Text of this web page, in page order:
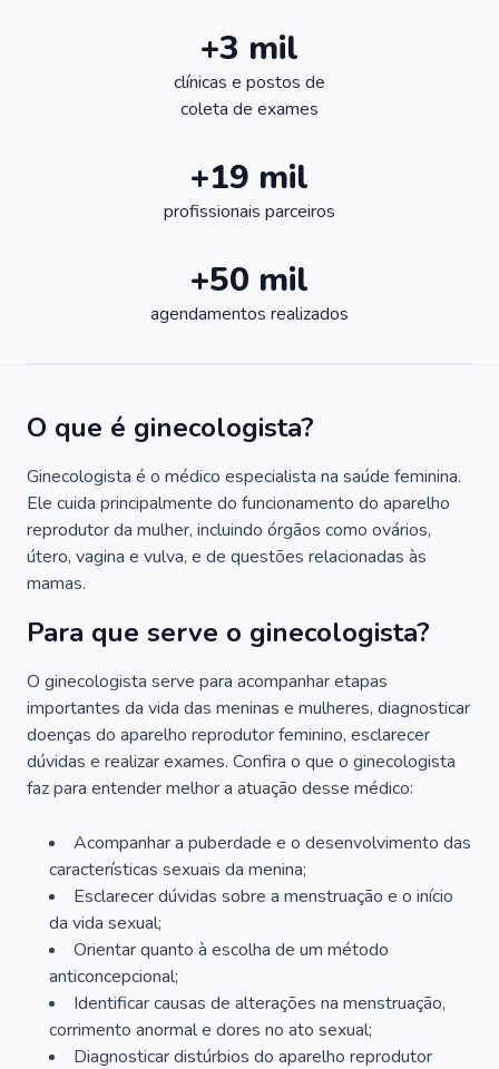
+3 mil
clínicas e postos de
coleta de exames
+19 mil
profissionais parceiros
+50 mil
agendamentos realizados
O que é ginecologista?
Ginecologista é o médico especialista na saúde feminina.
Ele cuida principalmente do funcionamento do aparelho
reprodutor da mulher, incluindo órgãos como ovários,
útero, vagina e vulva, e de questões relacionadas às
mamas.
Para que serve o ginecologista?
O ginecologista serve para acompanhar etapas
importantes da vida das meninas e mulheres, diagnosticar
doenças do aparelho reprodutor feminino, esclarecer
dúvidas e realizar exames. Confira o que o ginecologista
faz para entender melhor a atuação desse médico:
Acompanhar a puberdade e o desenvolvimento das
características sexuais da menina;
Esclarecer dúvidas sobre a menstruação e o início
da vida sexual;
Orientar quanto à escolha de um método
anticoncepcional;
Identificar causas de alterações na menstruação,
corrimento anormal e dores no ato sexual;
Diagnosticar distúrbios do aparelho reprodutor